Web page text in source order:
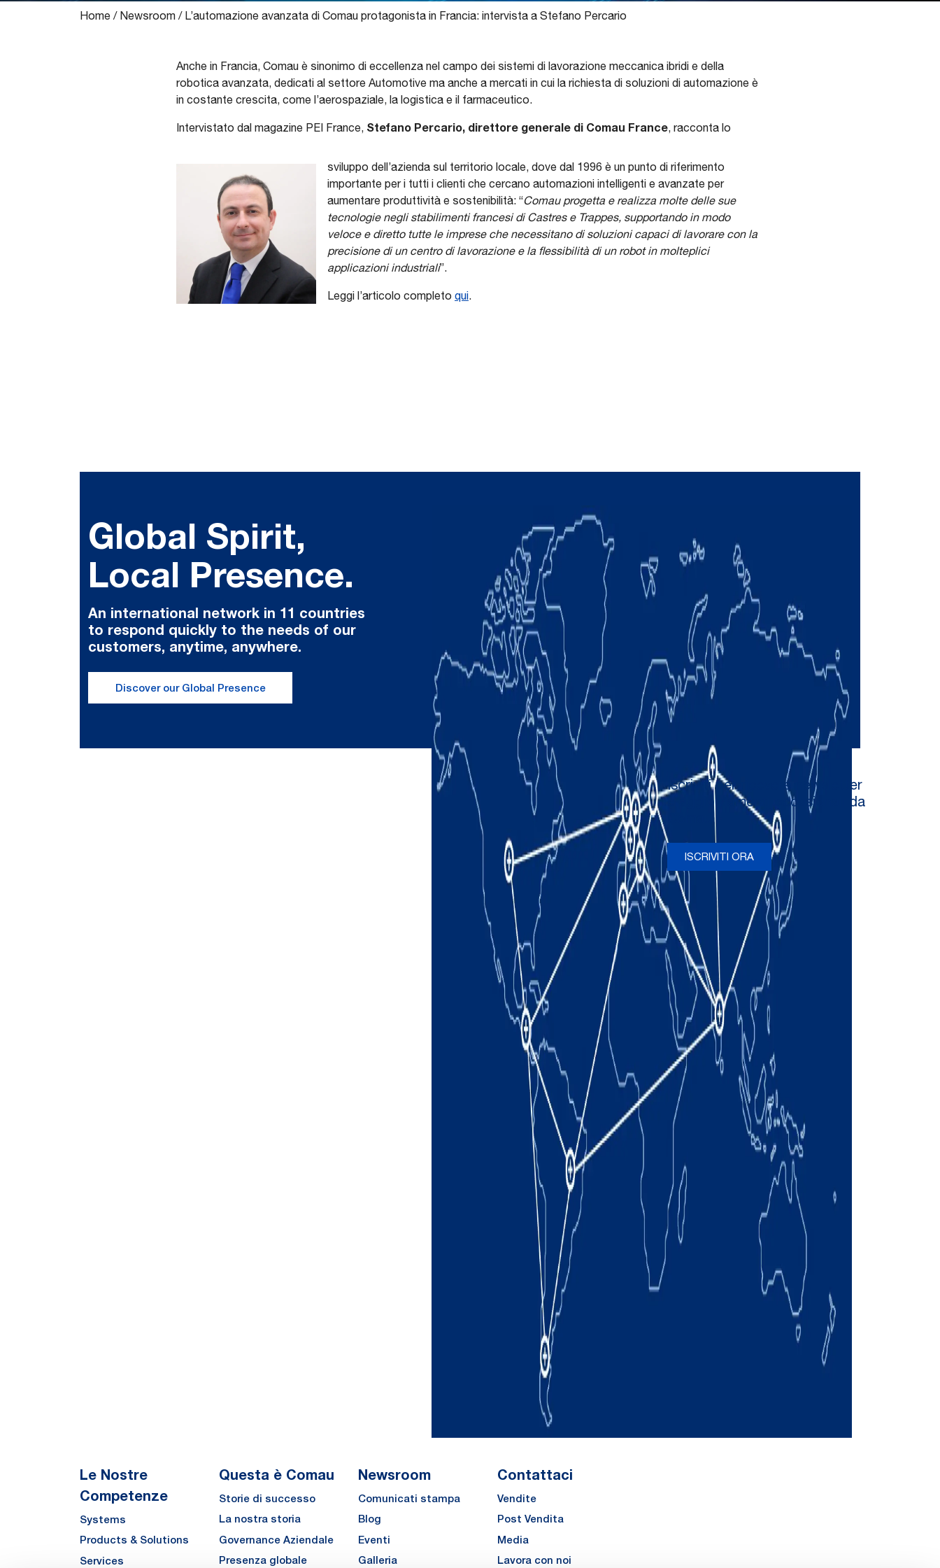
Home / Newsroom / L’automazione avanzata di Comau protagonista in Francia: intervista a Stefano Percario
Anche in Francia, Comau è sinonimo di eccellenza nel campo dei sistemi di lavorazione meccanica ibridi e della
robotica avanzata, dedicati al settore Automotive ma anche a mercati in cui la richiesta di soluzioni di automazione è
in costante crescita, come l’aerospaziale, la logistica e il farmaceutico.
Intervistato dal magazine PEI France, Stefano Percario, direttore generale di Comau France, racconta lo
sviluppo dell’azienda sul territorio locale, dove dal 1996 è un punto di riferimento
importante per i tutti i clienti che cercano automazioni intelligenti e avanzate per
aumentare produttività e sostenibilità: “Comau progetta e realizza molte delle sue
tecnologie negli stabilimenti francesi di Castres e Trappes, supportando in modo
veloce e diretto tutte le imprese che necessitano di soluzioni capaci di lavorare con la
precisione di un centro di lavorazione e la flessibilità di un robot in molteplici
applicazioni industriali”.
Leggi l’articolo completo qui.
Global Spirit,
Local Presence.
An international network in 11 countries
to respond quickly to the needs of our
customers, anytime, anywhere.
Discover our Global Presence
Le Nostre
Competenze
Systems
Products & Solutions
Services
Questa è Comau
Storie di successo
La nostra storia
Governance Aziendale
Presenza globale
Newsroom
Comunicati stampa
Blog
Eventi
Galleria
Contattaci
Vendite
Post Vendita
Media
Lavora con noi
Iscriviti per ricevere newsletter
e aggiornamenti occasionali da
ISCRIVITI ORA